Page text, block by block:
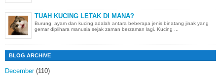
TUAH KUCING LETAK DI MANA?
Burung, ayam dan kucing adalah antara beberapa jenis binatang jinak yang
gemar diplihara manusia sejak zaman berzaman lagi. Kucing ...
BLOG ARCHIVE
December(110)